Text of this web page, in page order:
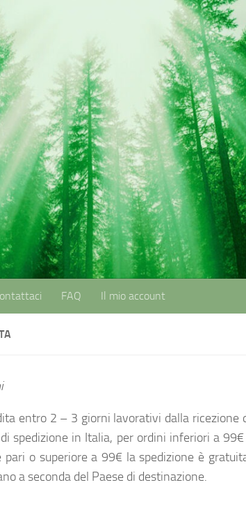
FAQ Il mio account
entro 2 – 3 giorni lavorativi dalla ricezione
spedizione in Italia, per ordini inferiori a
o superiore a 99€ la spedizione è
a seconda del Paese di destinazione.